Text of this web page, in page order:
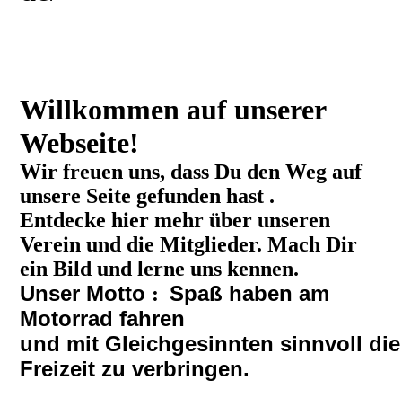
Willkommen auf unserer
Webseite!
Wir freuen uns, dass Du den Weg auf
unsere Seite gefunden hast .
Entdecke hier mehr über unseren
Verein und die Mitglieder.Mach Dir
ein Bild und lerneuns kennen.
Unser Motto :Spaß haben am
Motorrad fahren
und mit Gleichgesinnten sinnvoll die
Freizeit zuverbringen.